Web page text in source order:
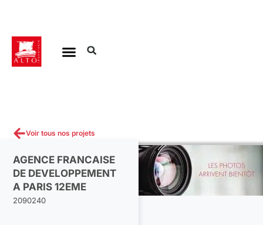
Voir tous nos projets
AGENCE FRANCAISE
DE DEVELOPPEMENT
A PARIS 12EME
2090240